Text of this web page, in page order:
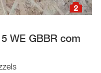
2
WE GBBR com